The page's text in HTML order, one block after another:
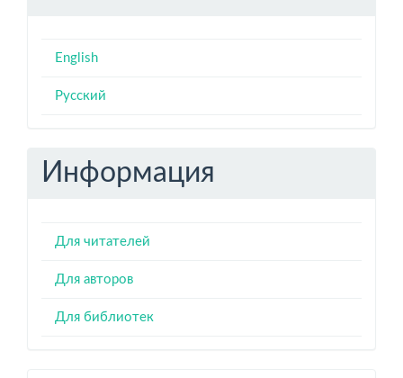
English
Русский
Информация
Для читателей
Для авторов
Для библиотек